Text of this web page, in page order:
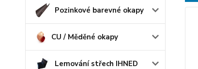
Pozinkové barevné okapy
CU / Měděné okapy
Lemování střech IHNED